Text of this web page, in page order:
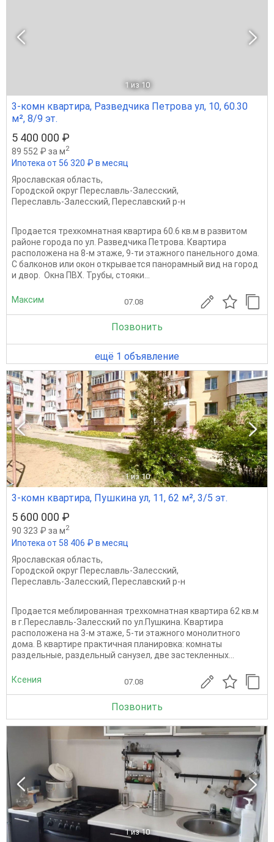
1 из 10
3-комн квартира, Разведчика Петрова ул, 10, 60.30
м², 8/9 эт.
5 400 000 ₽
89 552 ₽ за м2
Ипотека от 56 320 ₽ в месяц
Ярославская область,
Городской округ Переславль-Залесский,
Переславль-Залесский, Переславский р-н
Продается трехкомнатная квартира 60.6 кв.м в развитом
районе города по ул. Разведчика Петрова. Квартира
расположена на 8-м этаже, 9-ти этажного панельного дома.
С балконов или окон открывается панорамный вид на город
и двор. Окна ПВХ. Трубы, стояки...
Максим 07.08
Позвонить
ещё 1 объявление
1 из 10
3-комн квартира, Пушкина ул, 11, 62 м², 3/5 эт.
5 600 000 ₽
90 323 ₽ за м2
Ипотека от 58 406 ₽ в месяц
Ярославская область,
Городской округ Переславль-Залесский,
Переславль-Залесский, Переславский р-н
Продается меблированная трехкомнатная квартира 62 кв.м
в г.Переславль-Залесский по ул.Пушкина. Квартира
расположена на 3-м этаже, 5-ти этажного монолитного
дома. В квартире практичная планировка: комнаты
раздельные, раздельный санузел, две застекленных...
Ксения 07.08
Позвонить
1 из 10